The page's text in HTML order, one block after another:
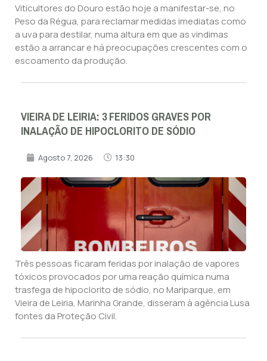
Viticultores do Douro estão hoje a manifestar-se, no
Peso da Régua, para reclamar medidas imediatas como
a uva para destilar, numa altura em que as vindimas
estão a arrancar e há preocupações crescentes com o
escoamento da produção.
VIEIRA DE LEIRIA: 3 FERIDOS GRAVES POR
INALAÇÃO DE HIPOCLORITO DE SÓDIO
Agosto 7, 2026 13:30
Três pessoas ficaram feridas por inalação de vapores
tóxicos provocados por uma reação química numa
trasfega de hipoclorito de sódio, no Mariparque, em
Vieira de Leiria, Marinha Grande, disseram à agência Lusa
fontes da Proteção Civil.